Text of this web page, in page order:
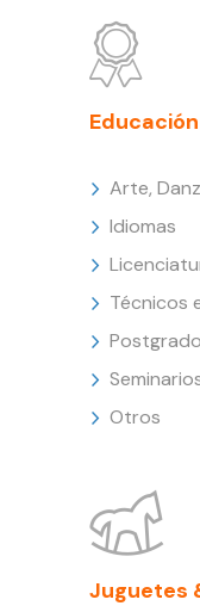
Educación
Arte,
Idiomas
Técnicos
Otros
Juguetes